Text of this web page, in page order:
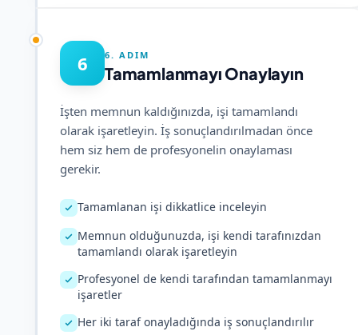
6 6. ADIM
Tamamlanmayı Onaylayın
İşten memnun kaldığınızda, işi tamamlandı
olarak işaretleyin. İş sonuçlandırılmadan önce
hem siz hem de profesyonelin onaylaması
gerekir.
Tamamlanan işi dikkatlice inceleyin
Memnun olduğunuzda, işi kendi tarafınızdan
tamamlandı olarak işaretleyin
Profesyonel de kendi tarafından tamamlanmayı
işaretler
Her iki taraf onayladığında iş sonuçlandırılır